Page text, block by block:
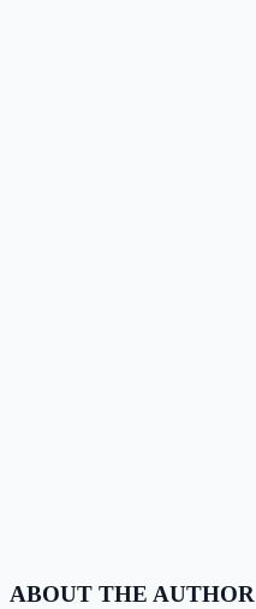
ABOUT THE AUTHOR